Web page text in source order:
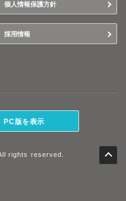
個人情報保護方針
採用情報
PC版を表示
rights reserved.